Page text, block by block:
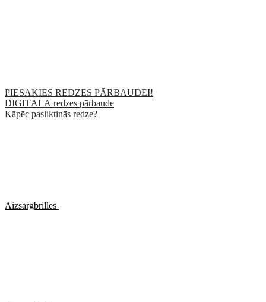
PIESAKIES REDZES PĀRBAUDEI!
DIGITĀLĀ redzes pārbaude
Kāpēc pasliktinās redze?
Aizsargbrilles